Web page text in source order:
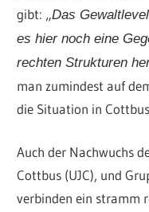
gibt: „Das
es hier noch eine
rechten Strukturen
man zumindest auf
die Situation in
Auch der Nachwuchs
Cottbus (UJC), und
verbinden ein stramm